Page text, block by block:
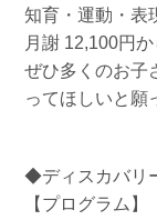
知育・運動・表
月謝 12,100円か
ぜひ多くのお子
ってほしいと願
◆ディスカバリ
【プログラ